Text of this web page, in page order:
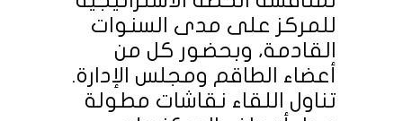
للمركز على مدى السنوات
القادمة، وبحضور كل من
أعضاء الطاقم ومجلس الإدارة.
تناول اللقاء نقاشات مطولة